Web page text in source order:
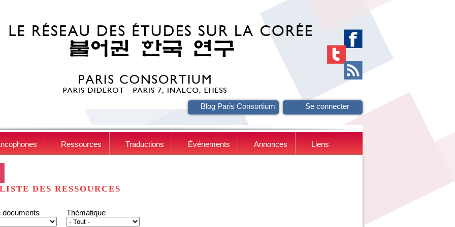
Blog Paris Consortium Se connecter
Ressources Traductions Événements Annonces Liens
LISTE DES RESSOURCES
documents Thématique